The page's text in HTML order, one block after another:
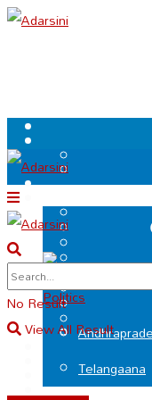
.
Politics
Telangaana
No Result
View All Result